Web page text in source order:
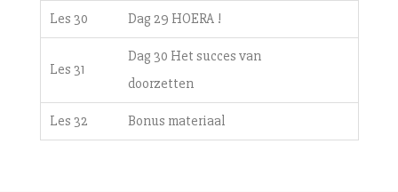
Les 30 Dag 29 HOERA !
Les 31
Dag 30 Het succes van
doorzetten
Les 32 Bonus materiaal